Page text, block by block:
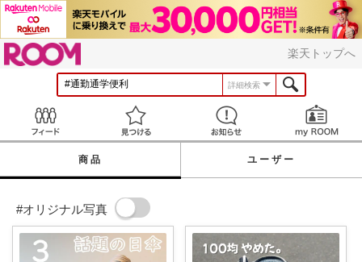
楽天トップへ
詳細検索
見つける お知らせ
商品 ユーザー
#オリジナル写真